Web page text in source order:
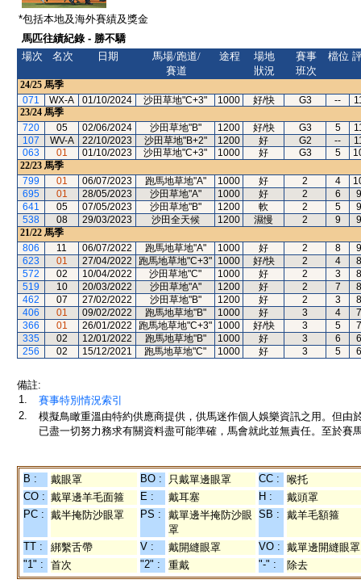
*包括本地及海外賽績及獎金
馬匹往績紀錄 - 勝不驕
場次
名次 日期
馬場/跑道/
賽道
途程
場地
狀況
賽事
班次
檔位
24/25 馬季
071
WX-A 01/10/2024 沙田草地"C+3" 1000 好/快 G3 --
23/24 馬季
720
05 02/06/2024 沙田草地"B" 1200 好/快 G3 5
107
WV-A 22/10/2023 沙田草地"B+2" 1200 好 G2 --
063
01 01/10/2023 沙田草地"C+3" 1000 好 G3 5
22/23 馬季
799
01 06/07/2023 跑馬地草地"A" 1000 好 2 4
695
01 28/05/2023 沙田草地"A" 1000 好 2 6
641
05 07/05/2023 沙田草地"B" 1200 軟 2 5
538
08 29/03/2023 沙田全天候 1200 濕慢 2 9
21/22 馬季
806
11 06/07/2022 跑馬地草地"A" 1000 好 2 8
623
01 27/04/2022 跑馬地草地"C+3" 1000 好/快 2 4
572
02 10/04/2022 沙田草地"C" 1000 好 2 3
519
10 20/03/2022 沙田草地"A" 1200 好 2 7
462
07 27/02/2022 沙田草地"B" 1200 好 2 3
406
01 09/02/2022 跑馬地草地"B" 1000 好 3 4
366
01 26/01/2022 跑馬地草地"C+3" 1000 好/快 3 5
335
02 12/01/2022 跑馬地草地"B" 1000 好 3 6
256
02 15/12/2021 跑馬地草地"C" 1000 好 3 5
備註:
1.
賽事特別情況索引
2.
模擬鳥瞰重溫由特約供應商提供，供馬迷作個人娛樂資訊之用。但
已盡一切努力務求有關資料盡可能準確，馬會就此並無責任。至於賽
B : 戴眼罩 BO : 只戴單邊眼罩 CC :
喉托
CO : 戴單邊羊毛面箍 E : 戴耳塞 H :
戴頭罩
PC : 戴半掩防沙眼罩 PS :
戴單邊半掩防沙眼
罩
SB : 戴羊毛額箍
TT : 綁繫舌帶 V : 戴開縫眼罩 VO : 戴單邊開縫眼罩
"1" :
首次 "2" : 重戴 "-" : 除去